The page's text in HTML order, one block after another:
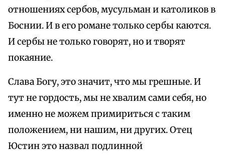
отношениях сербов, мусульман и католиков в
Боснии. И в его романе только сербы каются.
И сербы не только говорят, но и творят
покаяние.
Слава Богу, это значит, что мы грешные. И
тут не гордость, мы не хвалим сами себя, но
именно не можем примириться с таким
положением, ни нашим, ни других. Отец
Юстин это назвал подлинной